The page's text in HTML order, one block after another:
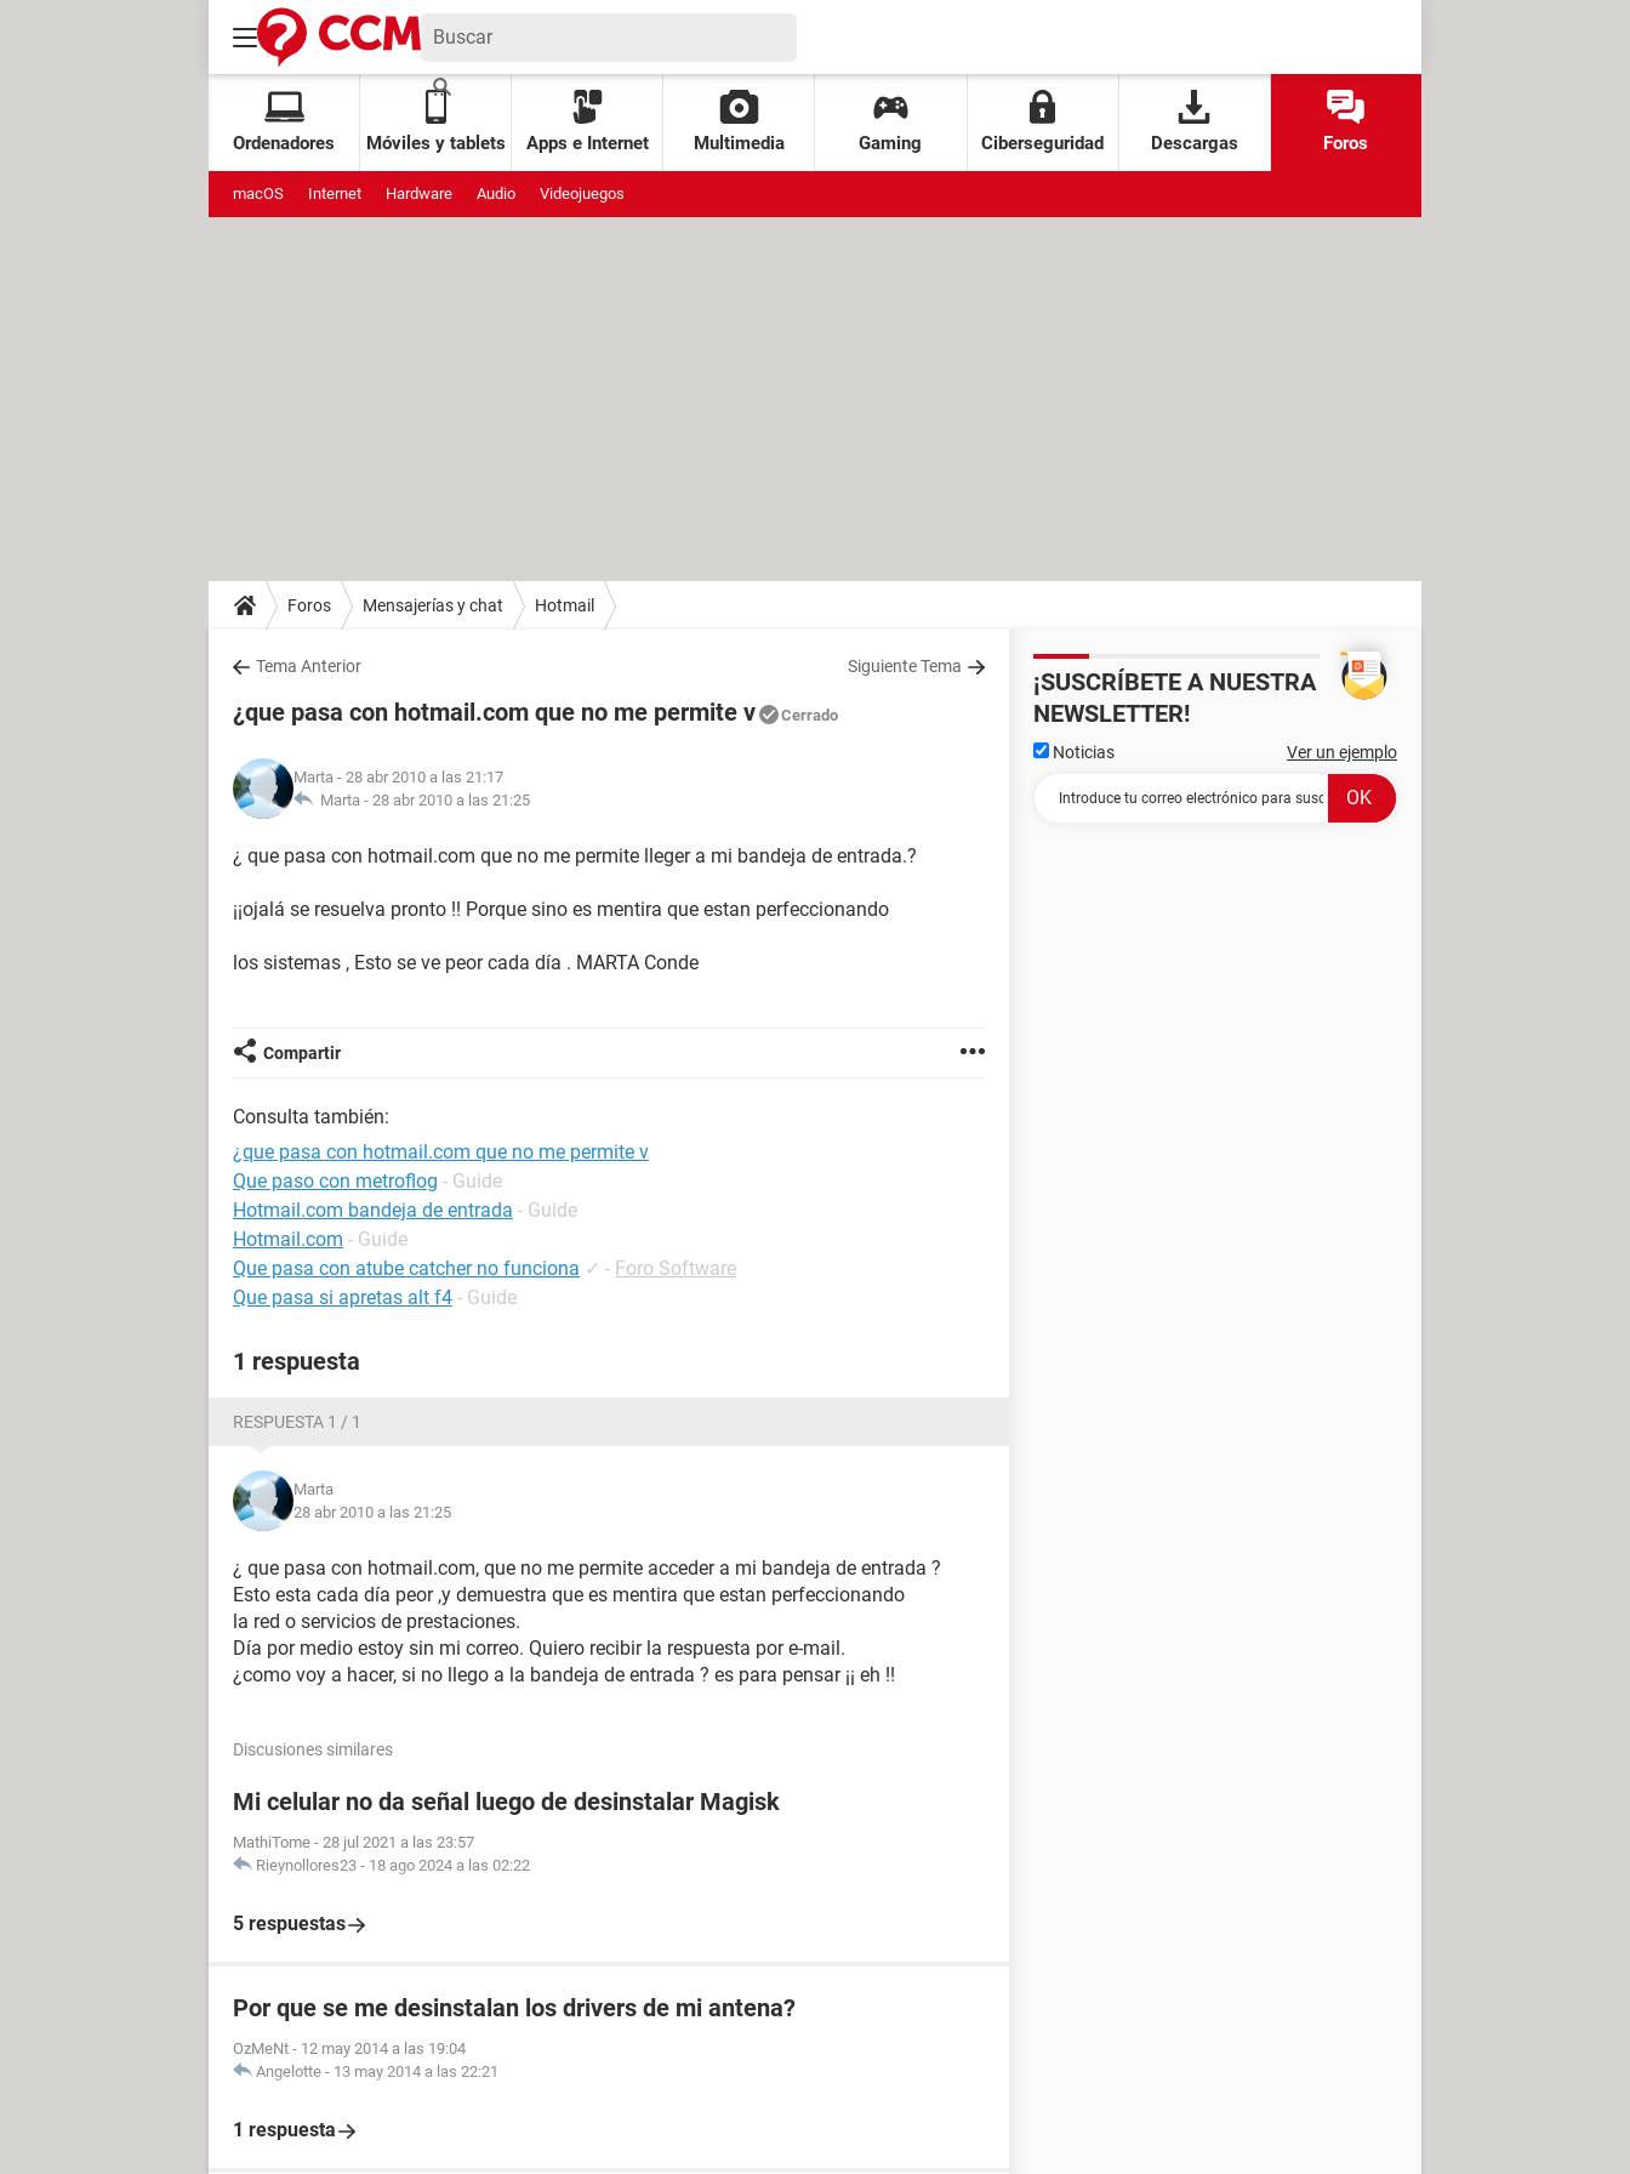
Ordenadores Móviles y tablets Apps e Internet Multimedia Gaming Ciberseguridad Descargas Foros
macOS Internet Hardware Audio Videojuegos
Foros Mensajerías y chat Hotmail
Tema Anterior Siguiente Tema
¿que pasa con hotmail.com que no me permite v Cerrado
Marta - 28 abr 2010 a las 21:17
Marta - 28 abr 2010 a las 21:25
¿ que pasa con hotmail.com que no me permite lleger a mi bandeja de entrada.?
¡¡ojalá se resuelva pronto !! Porque sino es mentira que estan perfeccionando
los sistemas , Esto se ve peor cada día . MARTA Conde
Compartir
Consulta también:
¿que pasa con hotmail.com que no me permite v
Que paso con metroflog - Guide
Hotmail.com bandeja de entrada - Guide
Hotmail.com - Guide
Que pasa con atube catcher no funciona ✓ - Foro Software
Que pasa si apretas alt f4 - Guide
1 respuesta
RESPUESTA 1 / 1
Marta
28 abr 2010 a las 21:25
¿ que pasa con hotmail.com, que no me permite acceder a mi bandeja de entrada ?
Esto esta cada día peor ,y demuestra que es mentira que estan perfeccionando
la red o servicios de prestaciones.
Día por medio estoy sin mi correo. Quiero recibir la respuesta por e-mail.
¿como voy a hacer, si no llego a la bandeja de entrada ? es para pensar ¡¡ eh !!
Discusiones similares
Mi celular no da señal luego de desinstalar Magisk
MathiTome - 28 jul 2021 a las 23:57
Rieynollores23 - 18 ago 2024 a las 02:22
5 respuestas
Por que se me desinstalan los drivers de mi antena?
OzMeNt - 12 may 2014 a las 19:04
Angelotte - 13 may 2014 a las 22:21
1 respuesta
¡SUSCRÍBETE A NUESTRA
NEWSLETTER!
Noticias Ver un ejemplo